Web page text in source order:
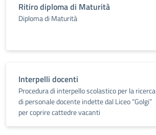
Ritiro diploma di Maturità
Diploma di Maturità
Interpelli docenti
Procedura di interpello scolastico per la ricerca
di personale docente indette dal Liceo “Golgi”
per coprire cattedre vacanti